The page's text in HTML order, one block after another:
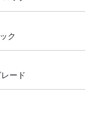
ク
ード